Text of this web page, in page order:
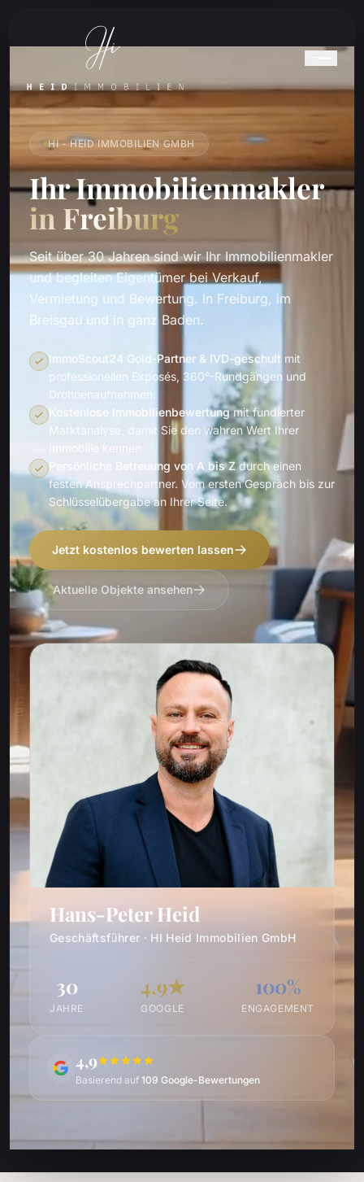
HI - HEID IMMOBILIEN GMBH
Ihr Immobilienmakler
in Freiburg
Seit über 30 Jahren sind wir Ihr Immobilienmakler
und begleiten Eigentümer bei Verkauf,
Vermietung und Bewertung. In Freiburg, im
Breisgau und in ganz Baden.
ImmoScout24 Gold-Partner & IVD-geschult mit
professionellen Exposés, 360°-Rundgängen und
Drohnenaufnahmen.
Kostenlose Immobilienbewertungmit fundierter
Marktanalyse, damit Sie den wahren Wert Ihrer
Immobilie kennen.
Persönliche Betreuung von A bis Zdurch einen
festen Ansprechpartner. Vom ersten Gespräch bis zur
Schlüsselübergabe an Ihrer Seite.
Jetzt kostenlos bewerten lassen
Aktuelle Objekte ansehen
Hans-Peter Heid
Geschäftsführer · HI Heid Immobilien GmbH
30
JAHRE
4,9★
GOOGLE
100%
ENGAGEMENT
4,9
Basierend auf 109 Google-Bewertungen